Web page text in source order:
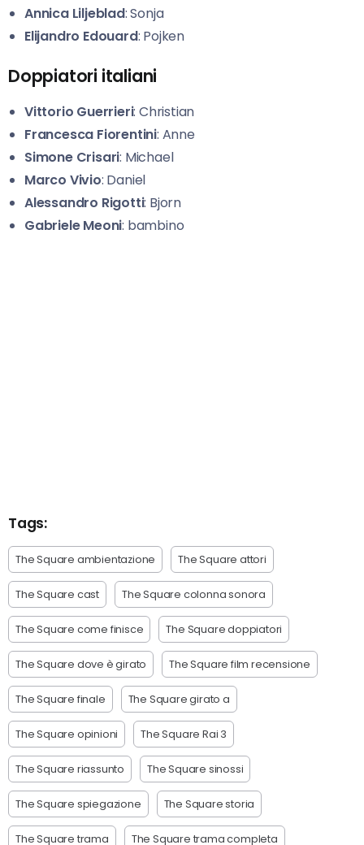
Annica Liljeblad: Sonja
Elijandro Edouard: Pojken
Doppiatori italiani
Vittorio Guerrieri: Christian
Francesca Fiorentini: Anne
Simone Crisari: Michael
Marco Vivio: Daniel
Alessandro Rigotti: Bjorn
Gabriele Meoni: bambino
Tags:
The Square ambientazione The Square attori
The Square cast The Square colonna sonora
The Square come finisce The Square doppiatori
The Square dove è girato The Square film recensione
The Square finale The Square girato a
The Square opinioni The Square Rai 3
The Square riassunto The Square sinossi
The Square spiegazione The Square storia
The Square trama The Square trama completa